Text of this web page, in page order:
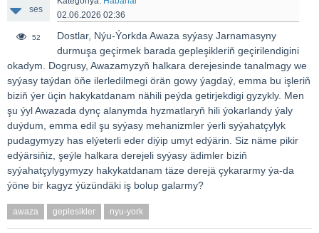
ses
52
02.06.2026 02:36
Dostlar, Nýu-Ýorkda Awaza syýasy Jarnamasyny
durmuşa geçirmek barada gepleşikleriň geçirilendigini
okadym. Dogrusy, Awazamyzyň halkara derejesinde tanalmagy we
syýasy taýdan öňe ilerledilmegi örän gowy ýagdaý, emma bu işleriň
biziň ýer üçin hakykatdanam nähili peýda getirjekdigi gyzykly. Men
şu ýyl Awazada dynç alanymda hyzmatlaryň hili ýokarlandy ýaly
duýdum, emma edil şu syýasy mehanizmler ýerli syýahatçylyk
pudagymyzy has elýeterli eder diýip umyt edýärin. Siz näme pikir
edýärsiňiz, şeýle halkara derejeli syýasy ädimler biziň
syýahatçylygymyzy hakykatdanam täze derejä çykararmy ýa-da
ýöne bir kagyz ýüzündäki iş bolup galarmy?
awaza geplesikler nyu-york